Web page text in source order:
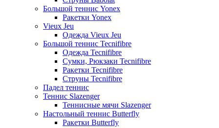
Большой теннис Yonex
Ракетки Yonex
Vieux Jeu
Одежда Vieux Jeu
Большой теннис Tecnifibre
Одежда Tecnifibre
Сумки, Рюкзаки Tecnifibre
Ракетки Tecnifibre
Струны Tecnifibre
Падел теннис
Теннис Slazenger
Теннисные мячи Slazenger
Настольный теннис Butterfly
Ракетки Butterfly